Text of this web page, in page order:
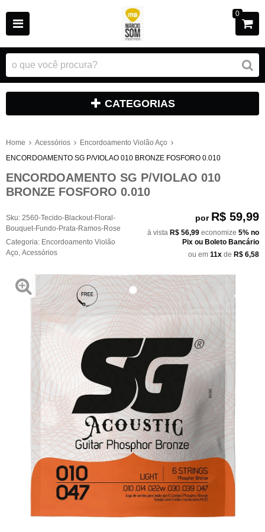
0
CATEGORIAS
Home Acessórios
Encordoamento Violão Aço
ENCORDOAMENTO SG P/VIOLAO 010 BRONZE FOSFORO 0.010
ENCORDOAMENTO SG P/VIOLAO 010
BRONZE FOSFORO 0.010
Sku: 2560-Tecido-Blackout-Floral-
Bouquet-Fundo-Prata-Ramos-Rose
Categoria: Encordoamento Violão
Aço Acessórios
por R$ 59,99
à vista R$ 56,99 economize 5% no
Pix ou Boleto Bancário
ou em 11x de R$ 6,58